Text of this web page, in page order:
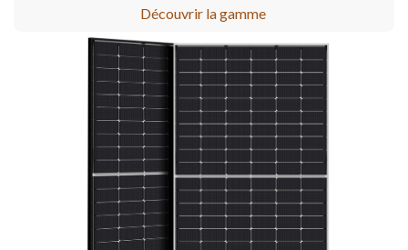
Découvrir la gamme